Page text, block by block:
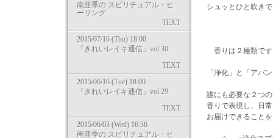
南亜季の スピリチュアル・ヒ
ーリング
TEXT
2015/07/16 (Thu) 18:00
「きれいレイキ通信」vol.30
TEXT
2015/06/16 (Tue) 18:00
「きれいレイキ通信」vol.29
TEXT
2015/06/03 (Wed) 16:36
南亜季の スピリチュアル・ヒ
シュッとひと吹き
香りは２種類で
「浄化」と「アバ
誰にも必要な２つ
香りで表現し、日
お届けできること